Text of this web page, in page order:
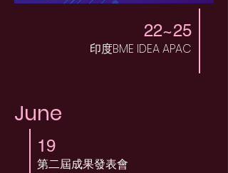
22~25
印度BME IDEA APAC
June
19
第二屆成果發表會